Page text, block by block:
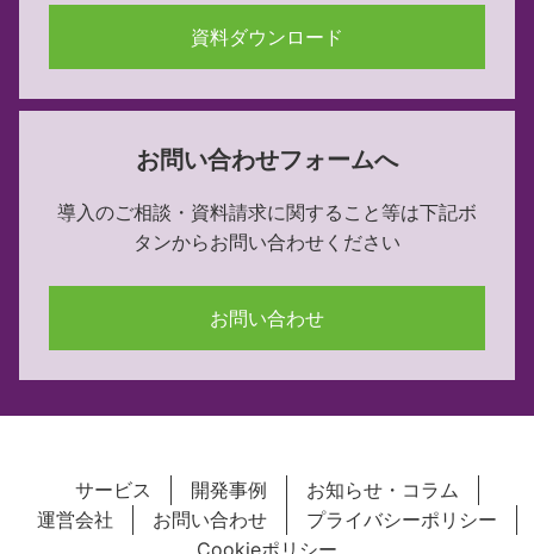
資料ダウンロード
お問い合わせフォームへ
導入のご相談・資料請求に関すること等は下記ボ
タンからお問い合わせください
お問い合わせ
サービス 開発事例
お知らせ・コラム
運営会社
お問い合わせ
プライバシーポリシー
Cookieポリシー